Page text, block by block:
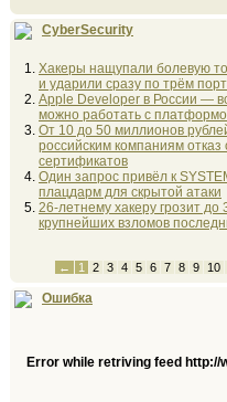
CyberSecurity
Хакеры нащупали болевую
и ударили сразу по трём
Apple Developer в России —
можно работать с
От 10 до 50 миллионов
российским компаниям
сертификатов
Один запрос привёл к
плацдарм для скрытой атаки
26-летнему хакеру грозит
крупнейших взломов
← 1 2 3 4 5 6 7 8 9 10
Ошибка
Error while retriving feed http://